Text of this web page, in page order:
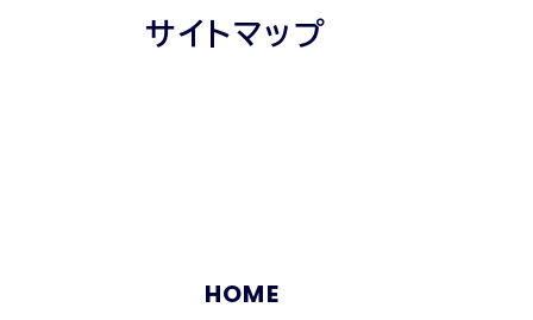
サイトマップ
HOME